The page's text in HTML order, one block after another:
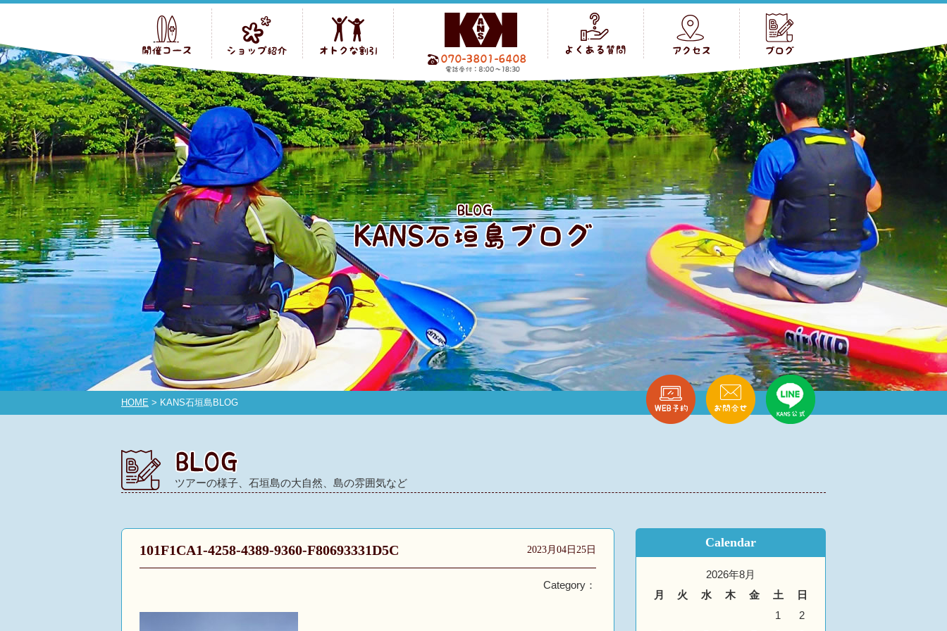
HOME > KANS石垣島BLOG
ツアーの様子、石垣島の大自然、島の雰囲気など
101F1CA1-4258-4389-9360-F80693331D5C 2023月04日25日
Category：
Calendar
2026年8月
月
火 水 木 金 土
日
1
2